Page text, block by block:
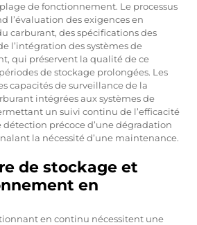
de fonctionnement. Le processus
l’évaluation des exigences en
carburant, des spécifications des
l’intégration des systèmes de
qui préservent la qualité de ce
de stockage prolongées. Les
capacités de surveillance de la
intégrées aux systèmes de
un suivi continu de l’efficacité
précoce d’une dégradation
la nécessité d’une maintenance.
de stockage et
en
en continu nécessitent une